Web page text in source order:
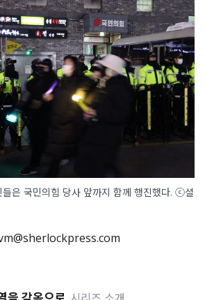
들은 국민의힘 당사 앞까지 함께 행진했다. ⓒ셜